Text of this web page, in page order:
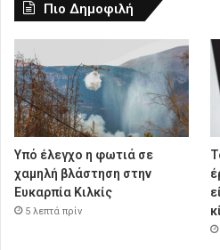
Πιο Δημοφιλή
Υπό έλεγχο η φωτιά σε
χαμηλή βλάστηση στην
Ευκαρπία Κιλκίς
5 λεπτά πρίν